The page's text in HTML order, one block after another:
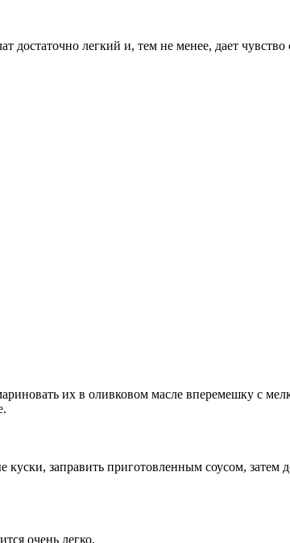
достаточно легкий и, тем не менее, дает чувство
их в оливковом масле вперемешку с
заправить приготовленным соусом, затем
очень легко.